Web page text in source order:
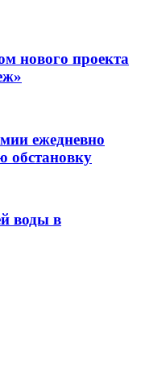
нового проекта
ежедневно
обстановку
воды в